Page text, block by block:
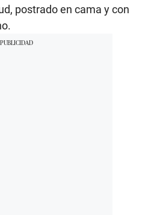
postrado en cama y con